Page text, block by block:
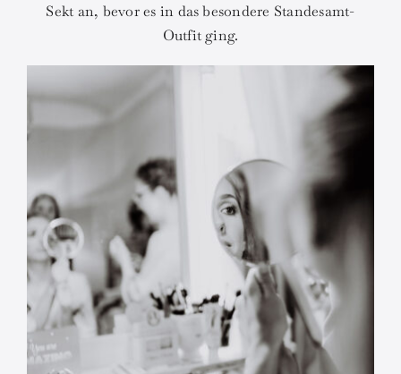
Sekt an, bevor es in das besondere Standesamt-
Outfit ging.